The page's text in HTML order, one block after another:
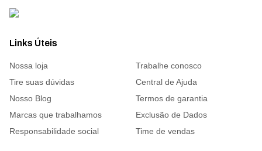
Links Úteis
Nossa loja
Trabalhe conosco
Tire suas dúvidas
Central de Ajuda
Nosso Blog
Termos de garantia
Marcas que trabalhamos
Exclusão de Dados
Responsabilidade social
Time de vendas